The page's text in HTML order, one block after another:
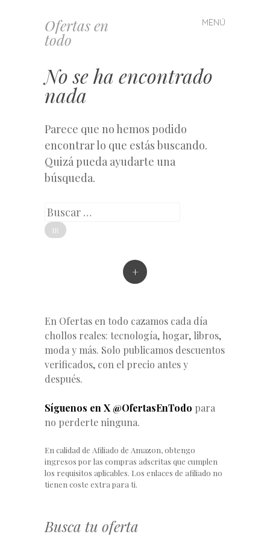
Ofertas en
todo
MENÚ
Saltar
al
No se ha encontrado
nada
Parece que no hemos podido
encontrar lo que estás buscando.
Quizá pueda ayudarte una
búsqueda.
Buscar
+
En Ofertas en todo cazamos cada día
chollos reales: tecnología, hogar, libros,
moda y más. Solo publicamos descuentos
verificados, con el precio antes y
después.
Síguenos en X @OfertasEnTodo para
no perderte ninguna.
En calidad de Afiliado de Amazon, obtengo
ingresos por las compras adscritas que cumplen
los requisitos aplicables. Los enlaces de afiliado no
tienen coste extra para ti.
Busca tu oferta